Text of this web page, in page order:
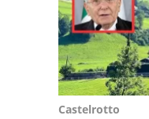
Castelrotto